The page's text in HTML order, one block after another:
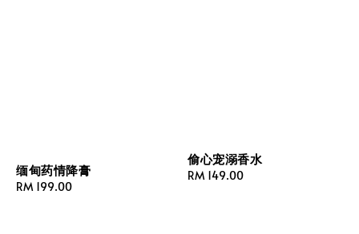
缅甸药情降膏
Regular
RM 199.00
偷心宠溺香水
Regular
RM 149.00